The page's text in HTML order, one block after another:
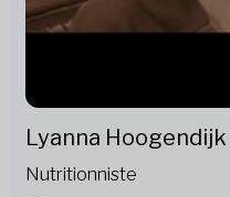
Lyanna Hoogendijk
Nutritionniste